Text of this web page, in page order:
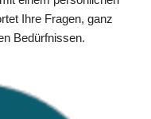
Ihre Fragen, ganz
Bedürfnissen.